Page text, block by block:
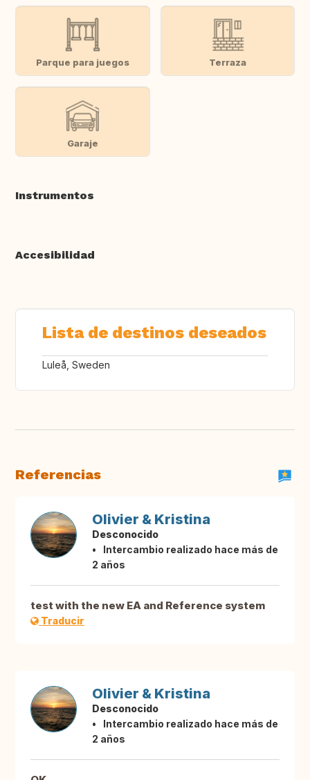
Parque para juegos Terraza
Garaje
Instrumentos
Accesibilidad
Lista de destinos deseados
Luleå, Sweden
Referencias
Olivier & Kristina
Desconocido
Intercambio realizado hace más de
2 años
test with the new EA and Reference system
Traducir
Olivier & Kristina
Desconocido
Intercambio realizado hace más de
2 años